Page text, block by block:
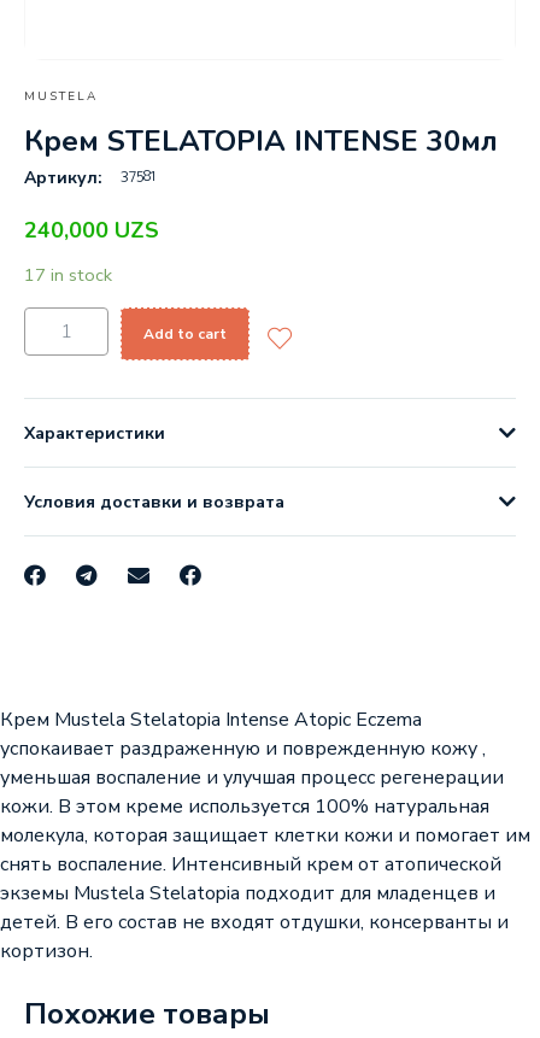
MUSTELA
Крем STELATOPIA INTENSE 30мл
Артикул: 37581
240,000 UZS
17 in stock
Add to cart
Характеристики
Условия доставки и возврата
Крем Mustela Stelatopia Intense Atopic Eczema
успокаивает раздраженную и поврежденную кожу ,
уменьшая воспаление и улучшая процесс регенерации
кожи. В этом креме используется 100% натуральная
молекула, которая защищает клетки кожи и помогает им
снять воспаление. Интенсивный крем от атопической
экземы Mustela Stelatopia подходит для младенцев и
детей. В его состав не входят отдушки, консерванты и
кортизон.
Похожие товары